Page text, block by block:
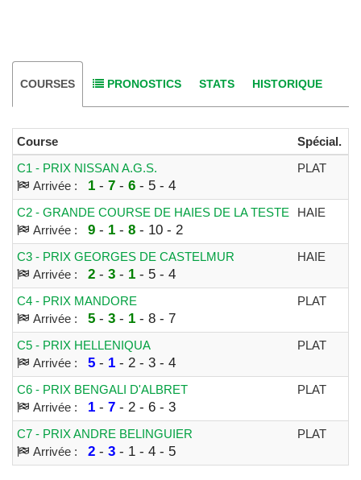
COURSES PRONOSTICS STATS HISTORIQUE
Course Spécial.
C1 - PRIX NISSAN A.G.S.
Arrivée :
1 - 7- 6- 5 - 4
PLAT
C2 - GRANDE COURSE DE HAIES DE LA TESTE
Arrivée :
9- 1 - 8- 10 - 2
HAIE
C3 - PRIX GEORGES DE CASTELMUR
Arrivée :
2- 3- 1 - 5 - 4
HAIE
C4 - PRIX MANDORE
Arrivée :
5- 3- 1 - 8 - 7
PLAT
C5 - PRIX HELLENIQUA
Arrivée :
5- 1 - 2 - 3 - 4
PLAT
C6 - PRIX BENGALI D'ALBRET
Arrivée :
1 - 7- 2 - 6 - 3
PLAT
C7 - PRIX ANDRE BELINGUIER
Arrivée :
2- 3- 1 - 4 - 5
PLAT